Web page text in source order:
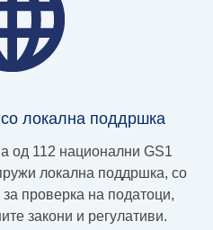
локална поддршка
од 112 национални GS1
локална поддршка, со
проверка на податоци,
закони и регулативи.